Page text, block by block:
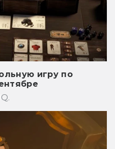
игру по